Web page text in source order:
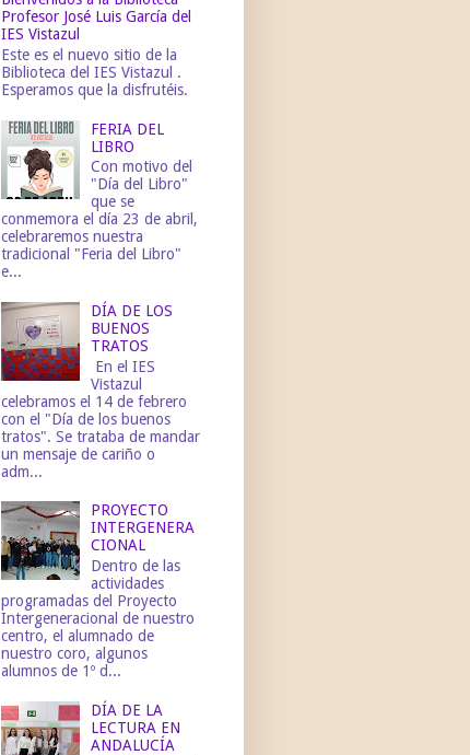
Profesor José Luis García del
IES Vistazul
Este es el nuevo sitio de la
Biblioteca del IES Vistazul .
Esperamos que la disfrutéis.
FERIA DEL
LIBRO
Con motivo del
"Día del Libro"
que se
conmemora el día 23 de abril,
celebraremos nuestra
tradicional "Feria del Libro"
e...
DÍA DE LOS
BUENOS
TRATOS
En el IES
Vistazul
celebramos el 14 de febrero
con el "Día de los buenos
tratos". Se trataba de mandar
un mensaje de cariño o
adm...
PROYECTO
INTERGENERA
CIONAL
Dentro de las
actividades
programadas del Proyecto
Intergeneracional de nuestro
centro, el alumnado de
nuestro coro, algunos
alumnos de 1º d...
DÍA DE LA
LECTURA EN
ANDALUCÍA